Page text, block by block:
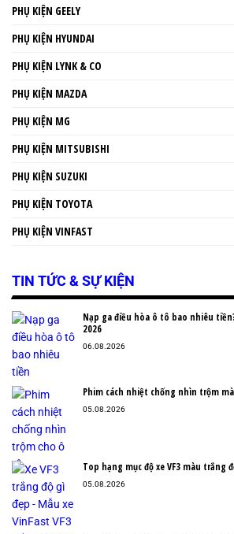
PHỤ KIỆN GEELY
PHỤ KIỆN HYUNDAI
PHỤ KIỆN LYNK & CO
PHỤ KIỆN MAZDA
PHỤ KIỆN MG
PHỤ KIỆN MITSUBISHI
PHỤ KIỆN SUZUKI
PHỤ KIỆN TOYOTA
PHỤ KIỆN VINFAST
TIN TỨC & SỰ KIỆN
Nạp ga điều hòa ô tô bao nhiêu
2026
06.08.2026
Phim cách nhiệt chống nhìn trộm
05.08.2026
Top hạng mục độ xe VF3 màu trắng
05.08.2026